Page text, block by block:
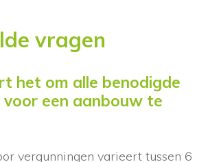
vragen
het om alle benodigde
voor een aanbouw te
vergunningen varieert tussen 6